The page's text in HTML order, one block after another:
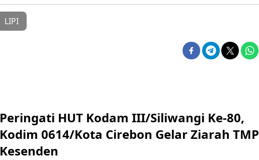
LIPI
Peringati HUT Kodam III/Siliwangi Ke-80,
Kodim 0614/Kota Cirebon Gelar Ziarah TMP
Kesenden